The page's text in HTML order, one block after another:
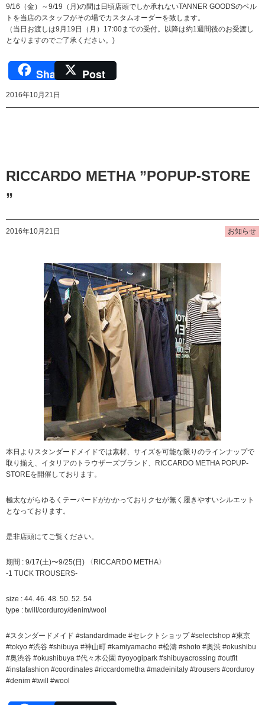
9/16（金）～9/19（月)の間は日頃店頭でしか承れないTANNER GOODSのベル
トを当店のスタッフがその場でカスタムオーダーを致します。
（当日お渡しは9月19日（月）17:00までの受付。以降は約1週間後のお受渡し
となりますのでご了承ください。)
Share Post
2016年10月21日
RICCARDO METHA ”POPUP-STORE
”
2016年10月21日 お知らせ
本日よりスタンダードメイドでは素材、サイズを可能な限りのラインナップで
取り揃え、イタリアのトラウザーズブランド、RICCARDO METHA POPUP-
STOREを開催しております。
極太ながらゆるくテーパードがかかっておりクセが無く履きやすいシルエット
となっております。
是非店頭にてご覧ください。
期間 : 9/17(土)〜9/25(日) 〈RICCARDO METHA〉
-1 TUCK TROUSERS-
size : 44. 46. 48. 50. 52. 54
type : twill/corduroy/denim/wool
#スタンダードメイド #standardmade #セレクトショップ #selectshop #東京
#tokyo #渋谷 #shibuya #神山町 #kamiyamacho #松濤 #shoto #奥渋 #okushibu
#奥渋谷 #okushibuya #代々木公園 #yoyogipark #shibuyacrossing #outfit
#instafashion #coordinates #riccardometha #madeinitaly #trousers #corduroy
#denim #twill #wool